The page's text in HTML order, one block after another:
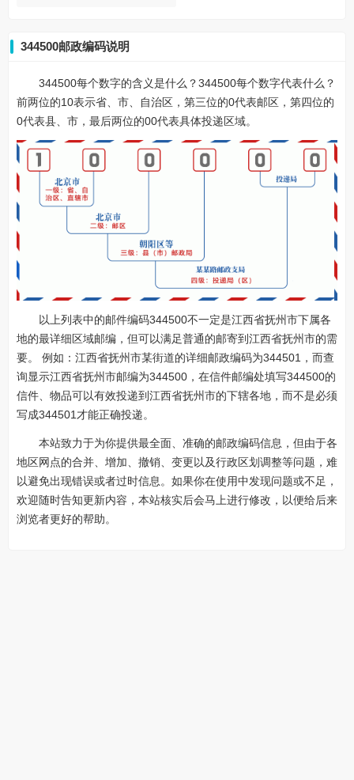
344500邮政编码说明
344500每个数字的含义是什么？344500每个数字代表什么？
前两位的10表示省、市、自治区，第三位的0代表邮区，第四位的
0代表县、市，最后两位的00代表具体投递区域。
以上列表中的邮件编码344500不一定是江西省抚州市下属各
地的最详细区域邮编，但可以满足普通的邮寄到江西省抚州市的需
要。 例如：江西省抚州市某街道的详细邮政编码为344501，而查
询显示江西省抚州市邮编为344500，在信件邮编处填写344500的
信件、物品可以有效投递到江西省抚州市的下辖各地，而不是必须
写成344501才能正确投递。
本站致力于为你提供最全面、准确的邮政编码信息，但由于各
地区网点的合并、增加、撤销、变更以及行政区划调整等问题，难
以避免出现错误或者过时信息。如果你在使用中发现问题或不足，
欢迎随时告知更新内容，本站核实后会马上进行修改，以便给后来
浏览者更好的帮助。